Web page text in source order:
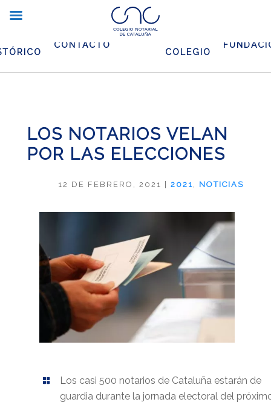
CONTACTO
COLEGIO
LOS NOTARIOS VELAN
POR LAS ELECCIONES
12 DE FEBRERO, 2021 |2021, NOTICIAS
Los casi 500 notarios de Cataluña estarán de
guardia durante la jornada electoral del